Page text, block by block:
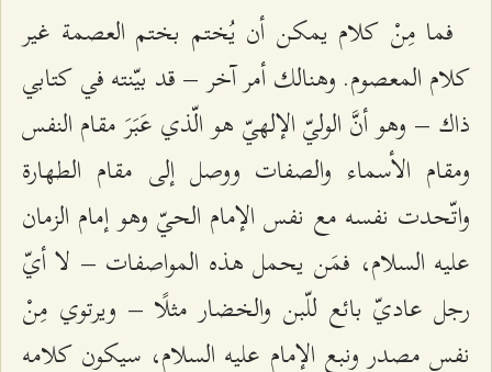
فما مِنْ كلام يمكن أن يُختم بختم العصمة غير
كلام المعصوم. وهنالك أمر آخر – قد بيّنته في كتابي
ذاك – وهو أنَّ الوليّ الإلهيّ هو الّذي عَبَرَ مقام النفس
ومقام الأسماء والصفات ووصل إلى مقام الطهارة
واتّحدت نفسه مع نفس الإمام الحيّ وهو إمام الزمان
عليه السلام، فمَن يحمل هذه المواصفات – لا أيّ
رجل عاديّ بائع للّبن والخضار مثلًا – ويرتوي مِنْ
نفس مصدر ونبع الإمام عليه السلام، سيكون كلامه